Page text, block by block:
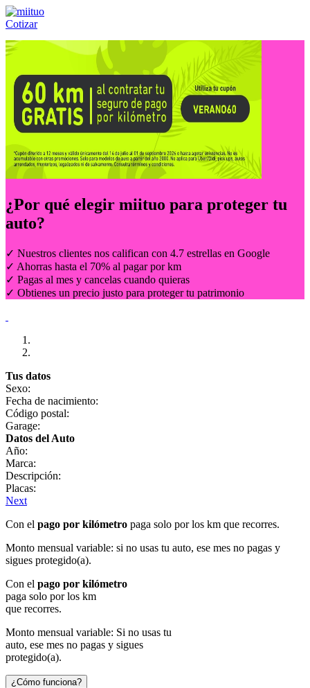
Cotizar
Llámanos al:(55) 84-21-05-00 ó
¿Por qué elegir miituo para proteger tu
auto?
✓ Nuestros clientes nos califican con 4.7 estrellas en Google
✓ Ahorras hasta el 70% al pagar por km
✓ Pagas al mes y cancelas cuando quieras
✓ Obtienes un precio justo para proteger tu patrimonio
Tus datos
Sexo:
Fecha de nacimiento:
Código postal:
Garage:
Datos del Auto
Año:
Marca:
Descripción:
Placas:
Next
Con el pago por kilómetro paga solo por los km que recorres.
Monto mensual variable: si no usas tu auto, ese mes no pagas y
sigues protegido(a).
Con el pago por kilómetro
paga solo por los km
que recorres.
Monto mensual variable: Si no usas tu
auto, ese mes no pagas y sigues
protegido(a).
¿Cómo funciona?